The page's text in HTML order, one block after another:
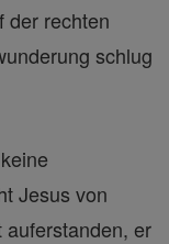
der rechten
schlug
Jesus von
er